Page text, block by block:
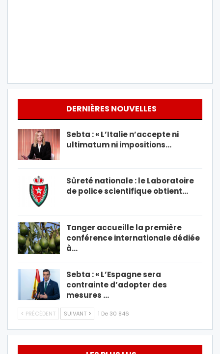
DERNIÈRES NOUVELLES
Sebta : « L’Italie n’accepte ni
ultimatum ni impositions…
Sûreté nationale : le Laboratoire
de police scientifique obtient…
Tanger accueille la première
conférence internationale dédiée
à…
Sebta : « L’Espagne sera
contrainte d’adopter des
mesures …
PRÉCÉDENT SUIVANT 1 De 30 846